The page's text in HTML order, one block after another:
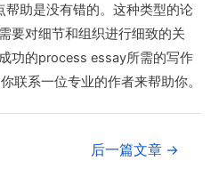
助是没有错的。这种类型的论
对细节和组织进行细致的关
功的process essay所需的写作
联系一位专业的作者来帮助你。
后一篇文章 →